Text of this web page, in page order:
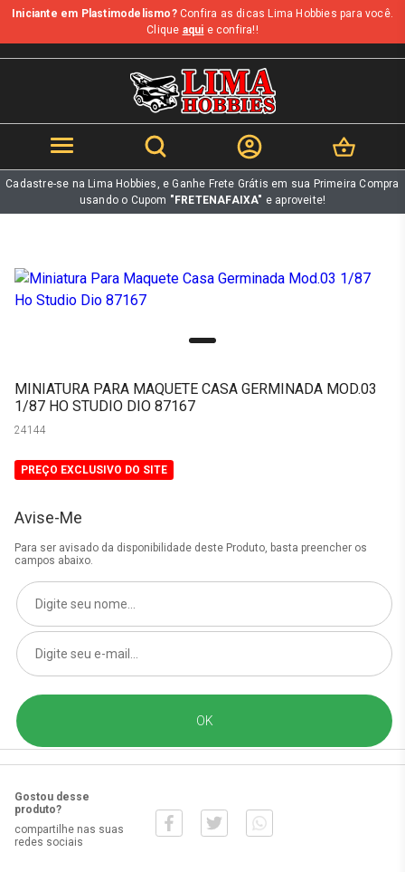
b
Iniciante em Plastimodelismo?Confira as dicas Lima Hobbies para você.
Clique aqui e confira!!
Cadastre-se na Lima Hobbies, e Ganhe Frete Grátis em sua Primeira Compra
usando o Cupom "FRETENAFAIXA" e aproveite!
MINIATURA PARA MAQUETE CASA GERMINADA MOD.03
1/87 HO STUDIO DIO 87167
24144
PREÇO EXCLUSIVO DO SITE
Avise-Me
Para ser avisado da disponibilidade deste Produto, basta preencher os
campos abaixo.
Gostou desse
produto?
compartilhe nas suas
redes sociais